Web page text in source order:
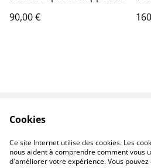
90,00 €
Politique de
confidentialité
Cookies
Ce site Internet utilise des cookies. Les
nous aident à comprendre comment vous
d'améliorer votre expérience. Vous